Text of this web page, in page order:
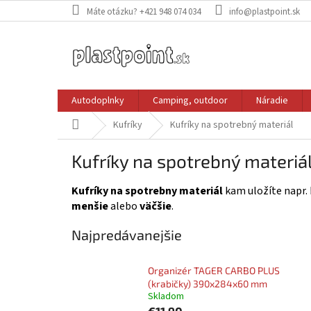
na
Máte otázku? +421 948 074 034 info@plastpoint.sk
Autodoplnky Camping, outdoor Náradie
DomovKufríky Kufríky na spotrebný materiál
Kufríky na spotrebný
Kufríky na spotrebny materiálkam uložíte napr.
menšiealeboväčšie.
Najpredávanejšie
Organizér TAGER CARBO PLUS
(krabičky) 390x284x60 mm
Skladom